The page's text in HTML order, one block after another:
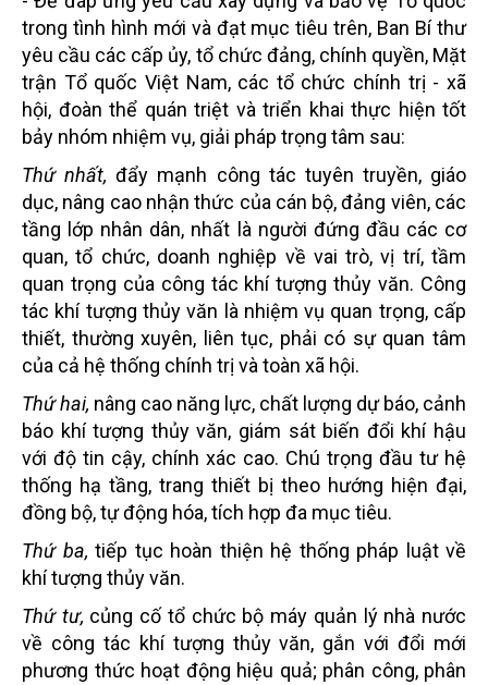
trong tình hình mới và đạt mục tiêu trên, Ban Bí thư
yêu cầu các cấp ủy, tổ chức đảng, chính quyền, Mặt
trận Tổ quốc Việt Nam, các tổ chức chính trị - xã
hội, đoàn thể quán triệt và triển khai thực hiện tốt
bảy nhóm nhiệm vụ, giải pháp trọng tâm sau:
Thứ nhất, đẩy mạnh công tác tuyên truyền, giáo
dục, nâng cao nhận thức của cán bộ, đảng viên, các
tầng lớp nhân dân, nhất là người đứng đầu các cơ
quan, tổ chức, doanh nghiệp về vai trò, vị trí, tầm
quan trọng của công tác khí tượng thủy văn. Công
tác khí tượng thủy văn là nhiệm vụ quan trọng, cấp
thiết, thường xuyên, liên tục, phải có sự quan tâm
của cả hệ thống chính trị và toàn xã hội.
Thứ hai, nâng cao năng lực, chất lượng dự báo, cảnh
báo khí tượng thủy văn, giám sát biến đổi khí hậu
với độ tin cậy, chính xác cao. Chú trọng đầu tư hệ
thống hạ tầng, trang thiết bị theo hướng hiện đại,
đồng bộ, tự động hóa, tích hợp đa mục tiêu.
Thứ ba, tiếp tục hoàn thiện hệ thống pháp luật về
khí tượng thủy văn.
Thứ tư, củng cố tổ chức bộ máy quản lý nhà nước
về công tác khí tượng thủy văn, gắn với đổi mới
phương thức hoạt động hiệu quả; phân công, phân